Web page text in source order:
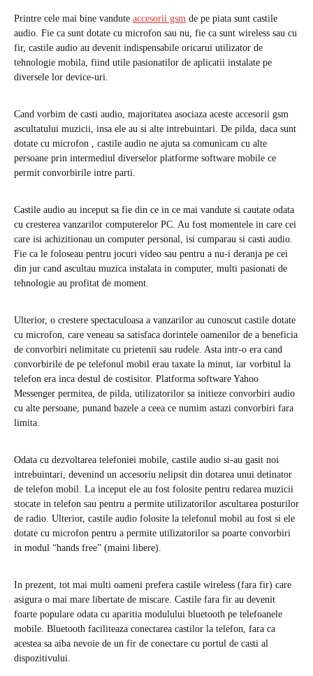
Printre cele mai bine vandute accesorii gsm de pe piata sunt castile
audio. Fie ca sunt dotate cu microfon sau nu, fie ca sunt wireless sau cu
fir, castile audio au devenit indispensabile oricarui utilizator de
tehnologie mobila, fiind utile pasionatilor de aplicatii instalate pe
diversele lor device-uri.
Cand vorbim de casti audio, majoritatea asociaza aceste accesorii gsm
ascultatului muzicii, insa ele au si alte intrebuintari. De pilda, daca sunt
dotate cu microfon , castile audio ne ajuta sa comunicam cu alte
persoane prin intermediul diverselor platforme software mobile ce
permit convorbirile intre parti.
Castile audio au inceput sa fie din ce in ce mai vandute si cautate odata
cu cresterea vanzarilor computerelor PC. Au fost momentele in care cei
care isi achizitionau un computer personal, isi cumparau si casti audio.
Fie ca le foloseau pentru jocuri video sau pentru a nu-i deranja pe cei
din jur cand ascultau muzica instalata in computer, multi pasionati de
tehnologie au profitat de moment.
Ulterior, o crestere spectaculoasa a vanzarilor au cunoscut castile dotate
cu microfon, care veneau sa satisfaca dorintele oamenilor de a beneficia
de convorbiri nelimitate cu prietenii sau rudele. Asta intr-o era cand
convorbirile de pe telefonul mobil erau taxate la minut, iar vorbitul la
telefon era inca destul de costisitor. Platforma software Yahoo
Messenger permitea, de pilda, utilizatorilor sa initieze convorbiri audio
cu alte persoane, punand bazele a ceea ce numim astazi convorbiri fara
limita.
Odata cu dezvoltarea telefoniei mobile, castile audio si-au gasit noi
intrebuintari, devenind un accesoriu nelipsit din dotarea unui detinator
de telefon mobil. La inceput ele au fost folosite pentru redarea muzicii
stocate in telefon sau pentru a permite utilizatorilor ascultarea posturilor
de radio. Ulterior, castile audio folosite la telefonul mobil au fost si ele
dotate cu microfon pentru a permite utilizatorilor sa poarte convorbiri
in modul “hands free” (maini libere).
In prezent, tot mai multi oameni prefera castile wireless (fara fir) care
asigura o mai mare libertate de miscare. Castile fara fir au devenit
foarte populare odata cu aparitia modulului bluetooth pe telefoanele
mobile. Bluetooth faciliteaza conectarea castilor la telefon, fara ca
acestea sa aiba nevoie de un fir de conectare cu portul de casti al
dispozitivului.